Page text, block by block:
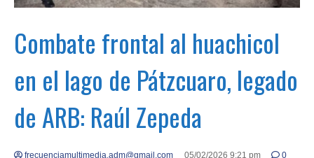
Combate frontal al huachicol
en el lago de Pátzcuaro, legado
de ARB: Raúl Zepeda
frecuenciamultimedia.adm@gmail.com 05/02/2026 9:21 pm 0